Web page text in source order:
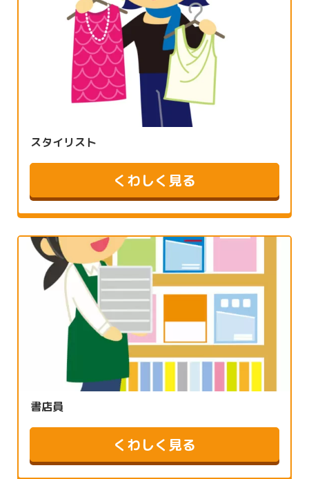
スタイリスト
くわしく見る
書店員
くわしく見る